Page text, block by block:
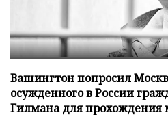
Вашингтон попросил
осужденного в России
Гилмана для прохождения